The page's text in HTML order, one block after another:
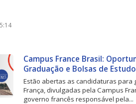
Campus France Brasil:
Graduação e Bolsas de
Estão abertas as candidaturas
França, divulgadas pela Campus
governo francês responsável pela...